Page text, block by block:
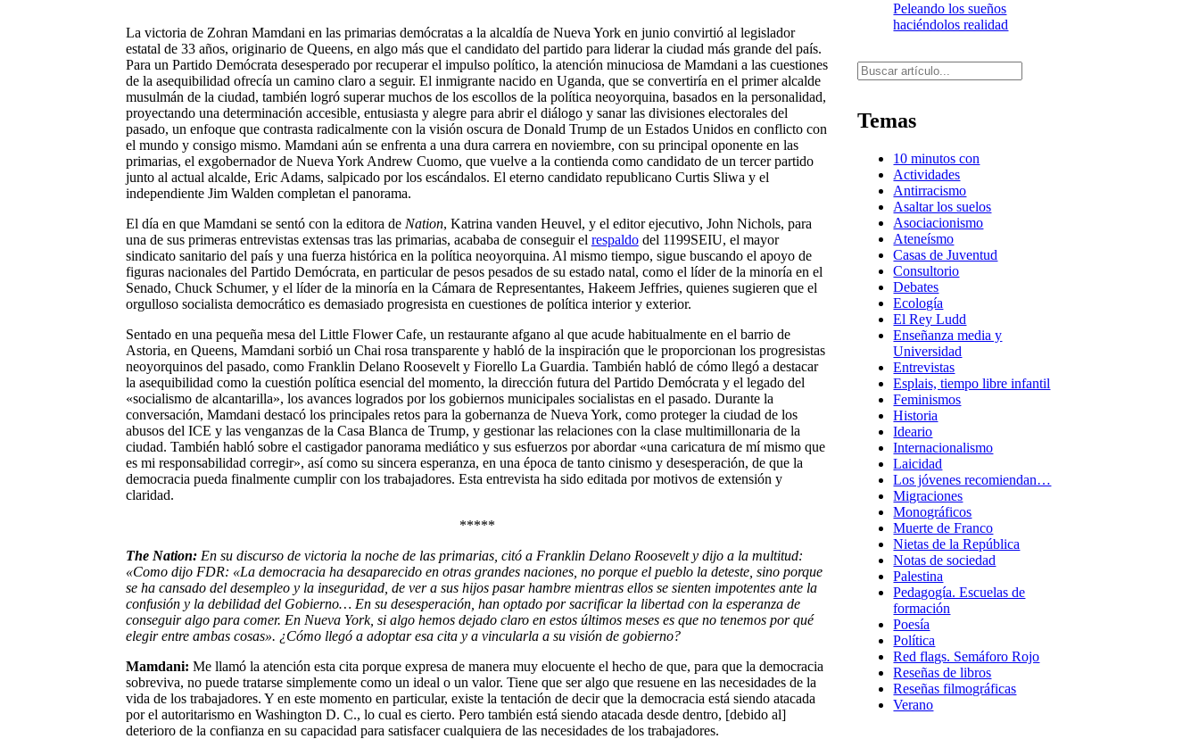
La victoria de Zohran Mamdani en las primarias demócratas a la alcaldía de Nueva York en junio convirtió al legislador
estatal de 33 años, originario de Queens, en algo más que el candidato del partido para liderar la ciudad más grande del país.
Para un Partido Demócrata desesperado por recuperar el impulso político, la atención minuciosa de Mamdani a las cuestiones
de la asequibilidad ofrecía un camino claro a seguir. El inmigrante nacido en Uganda, que se convertiría en el primer alcalde
musulmán de la ciudad, también logró superar muchos de los escollos de la política neoyorquina, basados en la personalidad,
proyectando una determinación accesible, entusiasta y alegre para abrir el diálogo y sanar las divisiones electorales del
pasado, un enfoque que contrasta radicalmente con la visión oscura de Donald Trump de un Estados Unidos en conflicto con
el mundo y consigo mismo. Mamdani aún se enfrenta a una dura carrera en noviembre, con su principal oponente en las
primarias, el exgobernador de Nueva York Andrew Cuomo, que vuelve a la contienda como candidato de un tercer partido
junto al actual alcalde, Eric Adams, salpicado por los escándalos. El eterno candidato republicano Curtis Sliwa y el
independiente Jim Walden completan el panorama.
El día en que Mamdani se sentó con la editora de Nation, Katrina vanden Heuvel, y el editor ejecutivo, John Nichols, para
una de sus primeras entrevistas extensas tras las primarias, acababa de conseguir el respaldodel 1199SEIU, el mayor
sindicato sanitario del país y una fuerza histórica en la política neoyorquina. Al mismo tiempo, sigue buscando el apoyo de
figuras nacionales del Partido Demócrata, en particular de pesos pesados de su estado natal, como el líder de la minoría en el
Senado, Chuck Schumer, y el líder de la minoría en la Cámara de Representantes, Hakeem Jeffries, quienes sugieren que el
orgulloso socialista democrático es demasiado progresista en cuestiones de política interior y exterior.
Sentado en una pequeña mesa del Little Flower Cafe, un restaurante afgano al que acude habitualmente en el barrio de
Astoria, en Queens, Mamdani sorbió un Chai rosa transparente y habló de la inspiración que le proporcionan los progresistas
neoyorquinos del pasado, como Franklin Delano Roosevelt y Fiorello La Guardia. También habló de cómo llegó a destacar
la asequibilidad como la cuestión política esencial del momento, la dirección futura del Partido Demócrata y el legado del
«socialismo de alcantarilla», los avances logrados por los gobiernos municipales socialistas en el pasado. Durante la
conversación, Mamdani destacó los principales retos para la gobernanza de Nueva York, como proteger la ciudad de los
abusos del ICE y las venganzas de la Casa Blanca de Trump, y gestionar las relaciones con la clase multimillonaria de la
ciudad. También habló sobre el castigador panorama mediático y sus esfuerzos por abordar «una caricatura de mí mismo que
es mi responsabilidad corregir», así como su sincera esperanza, en una época de tanto cinismo y desesperación, de que la
democracia pueda finalmente cumplir con los trabajadores. Esta entrevista ha sido editada por motivos de extensión y
claridad.
*****
The Nation:En su discurso de victoria la noche de las primarias, citó a Franklin Delano Roosevelt y dijo a la multitud:
«Como dijo FDR: «La democracia ha desaparecido en otras grandes naciones, no porque el pueblo la deteste, sino porque
se ha cansado del desempleo y la inseguridad, de ver a sus hijos pasar hambre mientras ellos se sienten impotentes ante la
confusión y la debilidad del Gobierno… En su desesperación, han optado por sacrificar la libertad con la esperanza de
conseguir algo para comer. En Nueva York, si algo hemos dejado claro en estos últimos meses es que no tenemos por qué
elegir entre ambas cosas». ¿Cómo llegó a adoptar esa cita y a vincularla a su visión de gobierno?
Mamdani: Me llamó la atención esta cita porque expresa de manera muy elocuente el hecho de que, para que la democracia
sobreviva, no puede tratarse simplemente como un ideal o un valor. Tiene que ser algo que resuene en las necesidades de la
vida de los trabajadores. Y en este momento en particular, existe la tentación de decir que la democracia está siendo atacada
por el autoritarismo en Washington D. C., lo cual es cierto. Pero también está siendo atacada desde dentro, [debido al]
deterioro de la confianza en su capacidad para satisfacer cualquiera de las necesidades de los trabajadores.
Peleando los sueños
haciéndolos realidad
Buscar
Temas
10 minutos con
Actividades
Antirracismo
Asaltar los suelos
Asociacionismo
Ateneísmo
Casas de Juventud
Consultorio
Debates
Ecología
El Rey Ludd
Enseñanza media y
Universidad
Entrevistas
Esplais, tiempo libre infantil
Feminismos
Historia
Ideario
Internacionalismo
Laicidad
Los jóvenes recomiendan…
Migraciones
Monográficos
Muerte de Franco
Nietas de la República
Notas de sociedad
Palestina
Pedagogía. Escuelas de
formación
Poesía
Política
Red flags. Semáforo Rojo
Reseñas de libros
Reseñas filmográficas
Verano